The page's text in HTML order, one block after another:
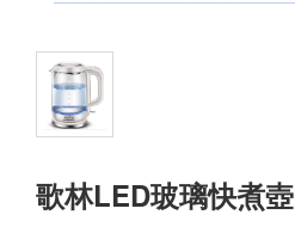
歌林LED玻璃快煮壺